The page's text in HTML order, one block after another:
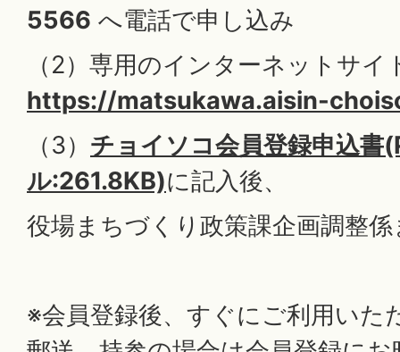
5566 へ電話で申し込み
（2）専用のインターネットサイ
https://matsukawa.aisin-
（3） チョイソコ会員登録申込書
ル:261.8KB)に記入後、
役場まちづくり政策課企画調整
※会員登録後、すぐにご利用いた